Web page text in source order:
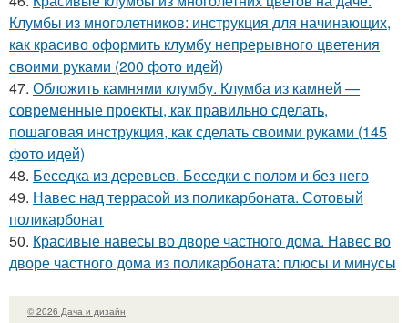
Клумбы из многолетников: инструкция для начинающих,
как красиво оформить клумбу непрерывного цветения
своими руками (200 фото идей)
47. Обложить камнями клумбу. Клумба из камней —
современные проекты, как правильно сделать,
пошаговая инструкция, как сделать своими руками (145
фото идей)
48. Беседка из деревьев. Беседки с полом и без него
49. Навес над террасой из поликарбоната. Сотовый
поликарбонат
50. Красивые навесы во дворе частного дома. Навес во
дворе частного дома из поликарбоната: плюсы и минусы
© 2026 Дача и дизайн